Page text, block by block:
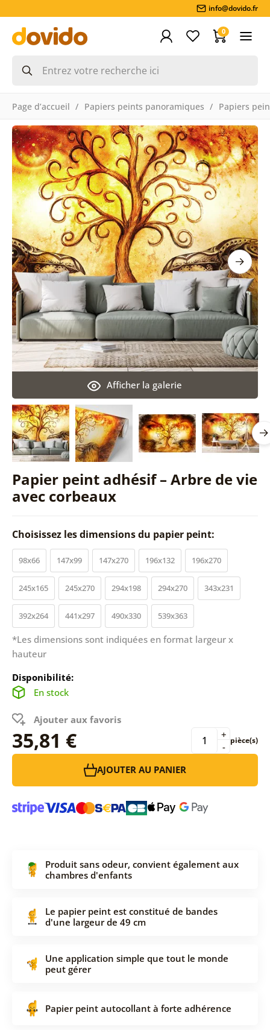
info@dovido.fr
0
Page d’accueil Papiers peints panoramiques Papiers
Papier peint adhésif – Arbre de vie
avec corbeaux
Afficher la galerie
Choisissez les dimensions du papier peint:
98x66 147x99 147x270 196x132 196x270
245x165 245x270 294x198 294x270 343x231
392x264 441x297 490x330 539x363
*Les dimensions sont indiquées en format largeur x
hauteur
Disponibilité:
En stock
Ajouter aux favoris
35,81 € -
+ pièce(s)
AJOUTER AU PANIER
Produit sans odeur, convient également aux
chambres d'enfants
Le papier peint est constitué de bandes
d'une largeur de 49 cm
Une application simple que tout le monde
peut gérer
Papier peint autocollant à forte adhérence